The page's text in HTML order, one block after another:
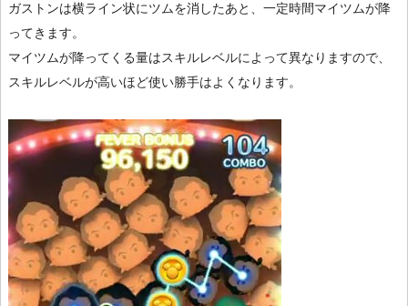
ガストンは横ライン状にツムを消したあと、一定時間マイツムが降
ってきます。
マイツムが降ってくる量はスキルレベルによって異なりますので、
スキルレベルが高いほど使い勝手はよくなります。